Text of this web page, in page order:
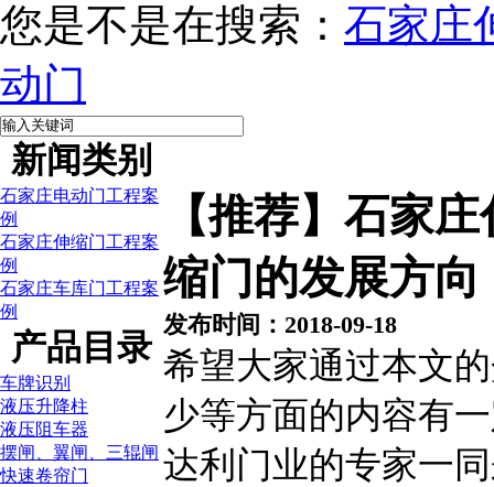
您是不是在搜索： 石家庄
动门
新闻类别
石家庄电动门工程案
例
石家庄伸缩门工程案
例
石家庄车库门工程案
例
产品目录
车牌识别
液压升降柱
液压阻车器
摆闸、翼闸、三辊闸
快速卷帘门
【推荐】石家
缩门的发展方向
发布时间：2018-09-18
希望大家通过本文
少等方面的内容有
达利门业的专家一